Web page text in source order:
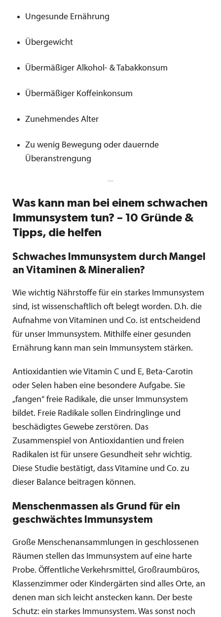
Ungesunde Ernährung
Übergewicht
Übermäßiger Alkohol- & Tabakkonsum
Übermäßiger Koffeinkonsum
Zunehmendes Alter
Zu wenig Bewegung oder dauernde
Überanstrengung
Was kann man bei einem schwachen
Immunsystem tun? – 10 Gründe &
Tipps, die helfen
Schwaches Immunsystem durch Mangel
an Vitaminen & Mineralien?
Wie wichtig Nährstoffe für ein starkes Immunsystem
sind, ist wissenschaftlich oft belegt worden. D.h. die
Aufnahme von Vitaminen und Co. ist entscheidend
für unser Immunsystem. Mithilfe einer gesunden
Ernährung kann man sein Immunsystem stärken.
Antioxidantien wie Vitamin C und E, Beta-Carotin
oder Selen haben eine besondere Aufgabe. Sie
„fangen“ freie Radikale, die unser Immunsystem
bildet. Freie Radikale sollen Eindringlinge und
beschädigtes Gewebe zerstören. Das
Zusammenspiel von Antioxidantien und freien
Radikalen ist für unsere Gesundheit sehr wichtig.
Diese Studie bestätigt, dass Vitamine und Co. zu
dieser Balance beitragen können.
Menschenmassen als Grund für ein
geschwächtes Immunsystem
Große Menschenansammlungen in geschlossenen
Räumen stellen das Immunsystem auf eine harte
Probe. Öffentliche Verkehrsmittel, Großraumbüros,
Klassenzimmer oder Kindergärten sind alles Orte, an
denen man sich leicht anstecken kann. Der beste
Schutz: ein starkes Immunsystem. Was sonst noch